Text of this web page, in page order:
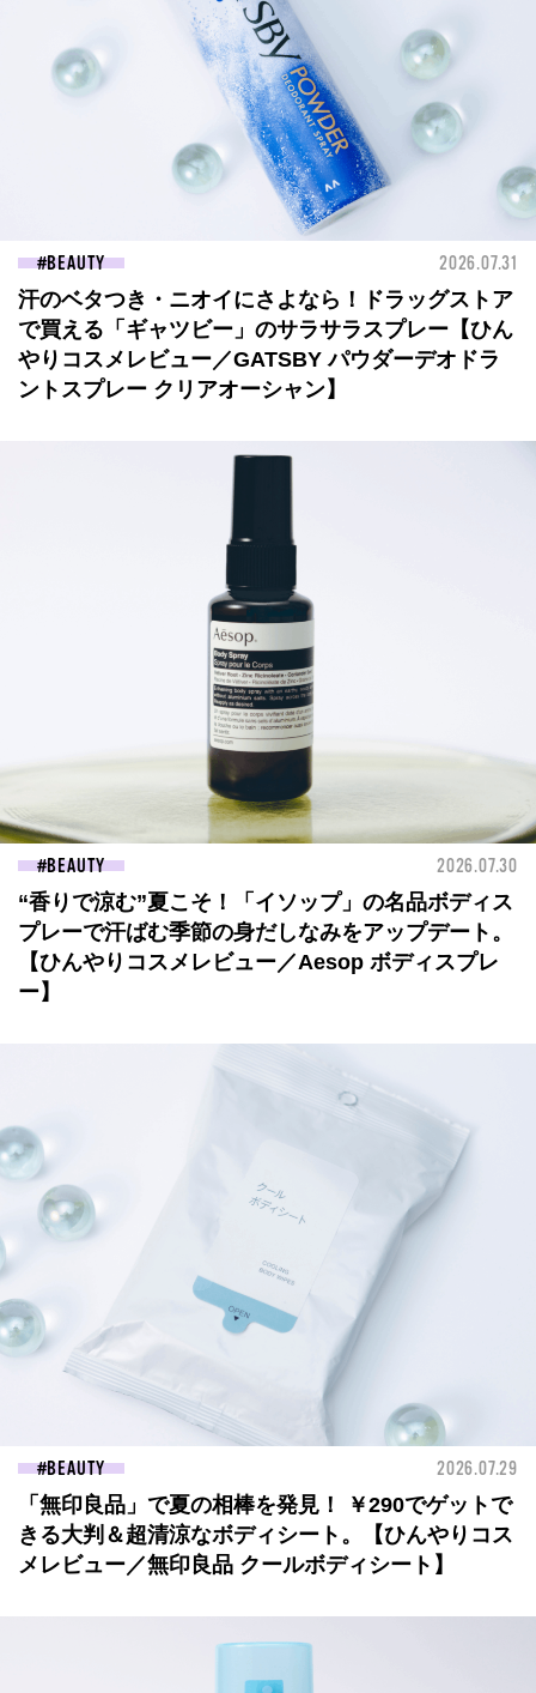
BEAUTY 2026.07.31
汗のベタつき・ニオイにさよなら！ドラッグストア
で買える「ギャツビー」のサラサラスプレー【ひん
やりコスメレビュー／GATSBY パウダーデオドラ
ントスプレー クリアオーシャン】
BEAUTY 2026.07.30
“香りで涼む”夏こそ！「イソップ」の名品ボディス
プレーで汗ばむ季節の身だしなみをアップデート。
【ひんやりコスメレビュー／Aesop ボディスプレ
ー】
BEAUTY 2026.07.29
「無印良品」で夏の相棒を発見！ ￥290でゲットで
きる大判＆超清涼なボディシート。【ひんやりコス
メレビュー／無印良品 クールボディシート】